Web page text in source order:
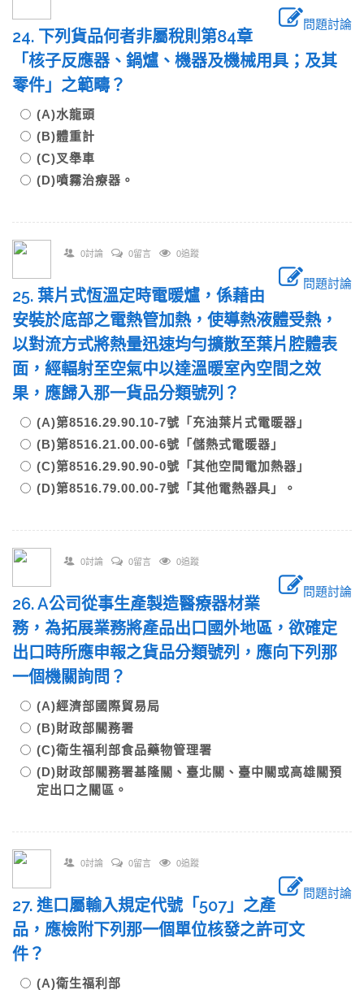
問題討論
24. 下列貨品何者非屬稅則第84章
「核子反應器、鍋爐、機器及機械用具；及其
零件」之範疇？
(A)水龍頭
(B)體重計
(C)叉舉車
(D)噴霧治療器。
0討論 0留言 0追蹤
問題討論
25. 葉片式恆溫定時電暖爐，係藉由
安裝於底部之電熱管加熱，使導熱液體受熱，
以對流方式將熱量迅速均勻擴散至葉片腔體表
面，經輻射至空氣中以達溫暖室內空間之效
果，應歸入那一貨品分類號列？
(A)第8516.29.90.10-7號「充油葉片式電暖器」
(B)第8516.21.00.00-6號「儲熱式電暖器」
(C)第8516.29.90.90-0號「其他空間電加熱器」
(D)第8516.79.00.00-7號「其他電熱器具」。
0討論 0留言 0追蹤
問題討論
26. A公司從事生產製造醫療器材業
務，為拓展業務將產品出口國外地區，欲確定
出口時所應申報之貨品分類號列，應向下列那
一個機關詢問？
(A)經濟部國際貿易局
(B)財政部關務署
(C)衛生福利部食品藥物管理署
(D)財政部關務署基隆關、臺北關、臺中關或高雄關預
定出口之關區。
0討論 0留言 0追蹤
問題討論
27. 進口屬輸入規定代號「507」之產
品，應檢附下列那一個單位核發之許可文
件？
(A)衛生福利部